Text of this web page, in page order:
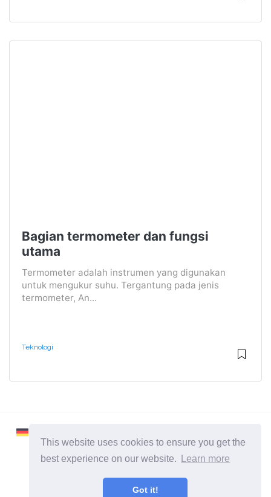
This website uses cookies to ensure you get the
best experience on our website.
Learn more
Got it!
Bagian termometer dan fungsi
utama
Termometer adalah instrumen yang digunakan
untuk mengukur suhu. Tergantung pada jenis
termometer, An...
Teknologi
2026 ©Learnaboutworld
Semua Kategori